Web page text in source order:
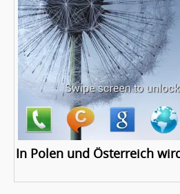
In Polen und Österreich